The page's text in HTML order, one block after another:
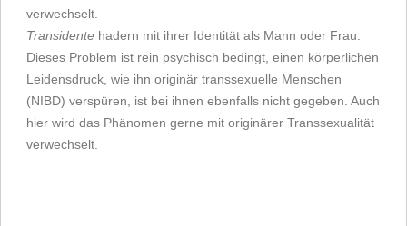
verwechselt.
Transidente hadern mit ihrer Identität als Mann oder Frau.
Dieses Problem ist rein psychisch bedingt, einen körperlichen
Leidensdruck, wie ihn originär transsexuelle Menschen
(NIBD) verspüren, ist bei ihnen ebenfalls nicht gegeben. Auch
hier wird das Phänomen gerne mit originärer Transsexualität
verwechselt.